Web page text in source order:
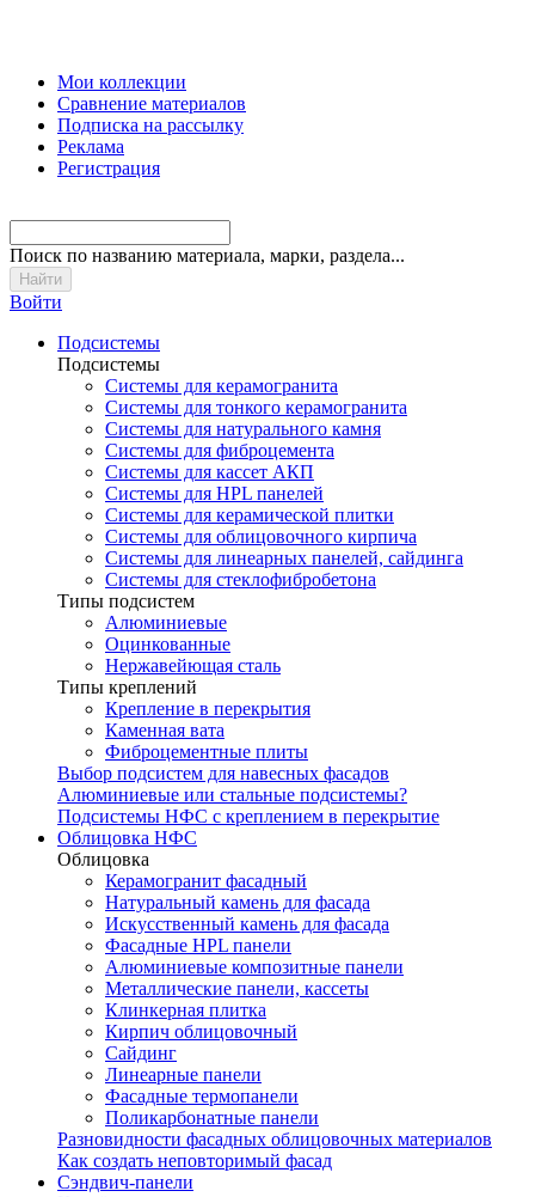
Мои коллекции
Сравнение материалов
Подписка на рассылку
Реклама
Регистрация
Поиск по названию материала, марки, раздела...
Войти
Подсистемы
Подсистемы
Системы для керамогранита
Системы для тонкого керамогранита
Системы для натурального камня
Системы для фиброцемента
Системы для кассет АКП
Системы для HPL панелей
Системы для керамической плитки
Системы для облицовочного кирпича
Системы для линеарных панелей, сайдинга
Системы для стеклофибробетона
Типы подсистем
Алюминиевые
Оцинкованные
Нержавейющая сталь
Типы креплений
Крепление в перекрытия
Каменная вата
Фиброцементные плиты
Выбор подсистем для навесных фасадов
Алюминиевые или стальные подсистемы?
Подсистемы НФС с креплением в перекрытие
Облицовка НФС
Облицовка
Керамогранит фасадный
Натуральный камень для фасада
Искусственный камень для фасада
Фасадные HPL панели
Алюминиевые композитные панели
Металлические панели, кассеты
Клинкерная плитка
Кирпич облицовочный
Сайдинг
Линеарные панели
Фасадные термопанели
Поликарбонатные панели
Разновидности фасадных облицовочных материалов
Как создать неповторимый фасад
Сэндвич-панели